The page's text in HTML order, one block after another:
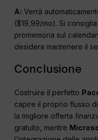
A: Verrà
($19,99/mo). Si
promemoria sul
desidera mantenere il
Conclusione
Costruire il perfetto
capire il proprio flusso
la migliore offerta
gratuito, mentre